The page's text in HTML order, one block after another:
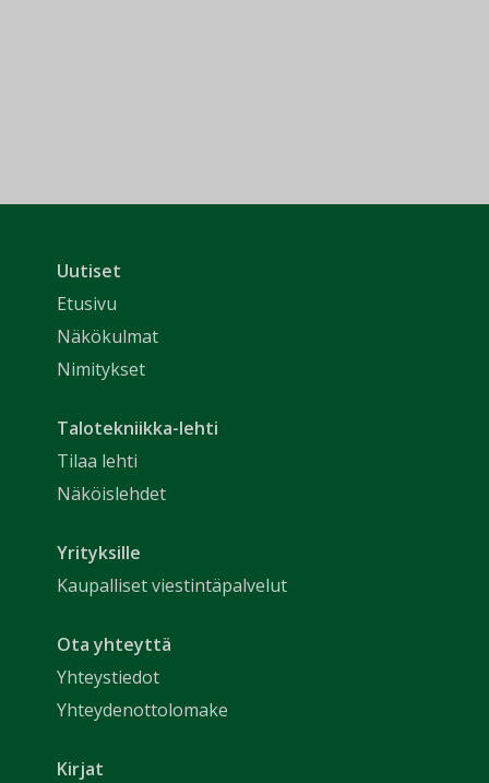
Uutiset
Etusivu
Näkökulmat
Nimitykset
Talotekniikka-lehti
Tilaa lehti
Näköislehdet
Yrityksille
Kaupalliset viestintäpalvelut
Ota yhteyttä
Yhteystiedot
Yhteydenottolomake
Kirjat